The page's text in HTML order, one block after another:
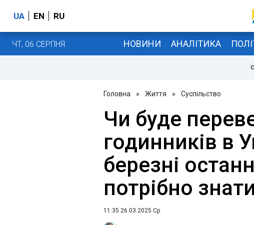
UA EN RU
ЧТ, 06 СЕРПНЯ НОВИНИ АНАЛІТИКА
Головна » Життя » Суспільство
Чи буде
годинників в
березні
потрібно знати
11:35 26.03.2025 Ср